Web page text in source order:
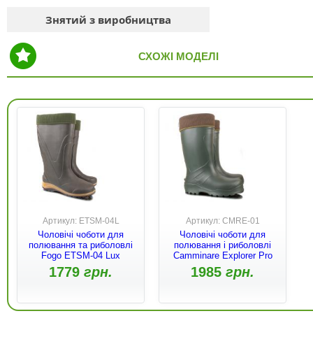
Знятий з виробництва
СХОЖІ МОДЕЛІ
Артикул: ETSM-04L
Чоловічі чоботи для
полювання та риболовлі
Fogo ETSM-04 Lux
1779 грн.
Артикул: CMRE-01
Чоловічі чоботи для
полювання і риболовлі
Camminare Explorer Pro
1985 грн.